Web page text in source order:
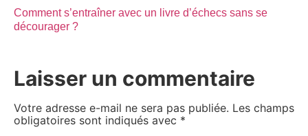
Comment s’entraîner avec un livre d’échecs sans se
décourager ?
Laisser un commentaire
Votre adresse e-mail ne sera pas publiée. Les champs
obligatoires sont indiqués avec *